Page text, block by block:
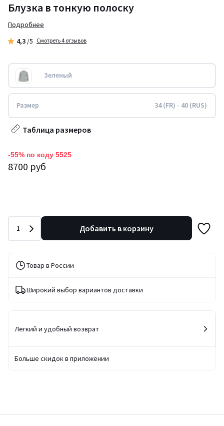
Блузка в тонкую полоску
Подробнее
4,3 /5 Смотреть 4 отзывов
Зеленый
Размер 34 (FR) - 40 (RUS)
Таблица размеров
-55% по коду 5525
8700 руб
Количество
1 Добавить в корзину
Товар в России
Широкий выбор вариантов доставки
Легкий и удобный возврат
Больше скидок в приложении